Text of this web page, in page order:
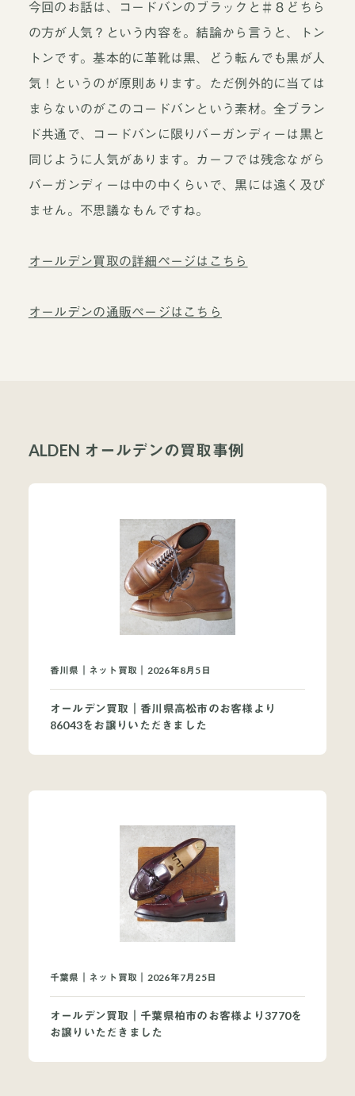
今回のお話は、コードバンのブラックと＃８どちら
の方が人気？という内容を。結論から言うと、トン
トンです。基本的に革靴は黒、どう転んでも黒が人
気！というのが原則あります。ただ例外的に当ては
まらないのがこのコードバンという素材。全ブラン
ド共通で、コードバンに限りバーガンディーは黒と
同じように人気があります。カーフでは残念ながら
バーガンディーは中の中くらいで、黒には遠く及び
ません。不思議なもんですね。
オールデン買取の詳細ページはこちら
オールデンの通販ページはこちら
ALDEN オールデンの買取事例
香川県｜ネット買取｜2026年8月5日
オールデン買取｜香川県高松市のお客様より
86043をお譲りいただきました
千葉県｜ネット買取｜2026年7月25日
オールデン買取｜千葉県柏市のお客様より3770を
お譲りいただきました